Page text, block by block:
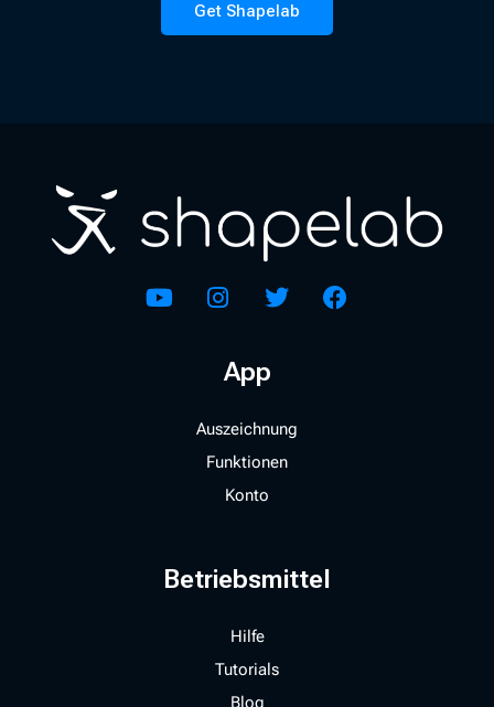
Get Shapelab
App
Auszeichnung
Funktionen
Konto
Betriebsmittel
Hilfe
Tutorials
Blog